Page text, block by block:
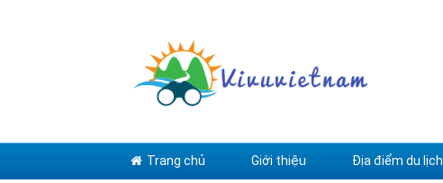
Trang chủ Giới thiệu Địa điểm du lịch